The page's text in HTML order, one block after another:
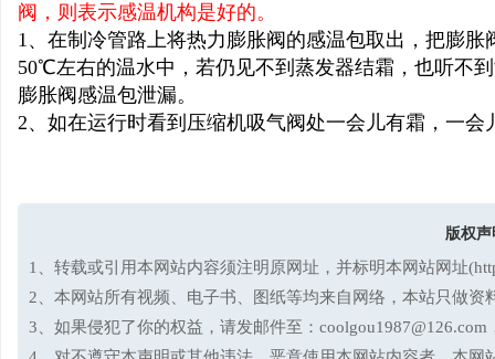
阀，则表示感温机构是好的。
1、在制冷管路上将热力膨胀阀的感温包取出，把膨
50℃左右的温水中，若仍见不到蒸发器结霜，也听不
膨胀阀感温包泄漏。
2、如在运行时看到压缩机吸气阀处一会儿有霜，一
版权声
1、转载或引用本网站内容须注明原网址，并标明本网站网址
2、本网站所有视频、电子书、图纸等均来自网络，本站只做
3、如果侵犯了你的权益，请发邮件至：